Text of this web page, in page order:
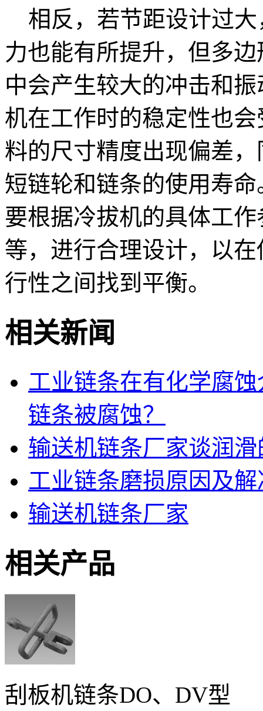
相反，若节距设计过大
力也能有所提升，但多
中会产生较大的冲击和
机在工作时的稳定性也
料的尺寸精度出现偏差
短链轮和链条的使用寿
要根据冷拔机的具体工
等，进行合理设计，以
行性之间找到平衡。
相关新闻
工业链条在有化学腐
链条被腐蚀？
输送机链条厂家谈润
工业链条磨损原因及
输送机链条厂家
相关产品
刮板机链条DO、DV型